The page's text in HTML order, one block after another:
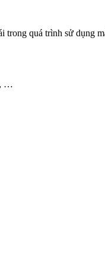
trong quá trình sử dụng
…